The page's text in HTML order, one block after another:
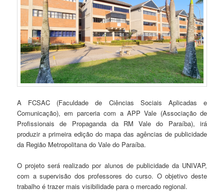
A FCSAC (Faculdade de Ciências Sociais Aplicadas e
Comunicação), em parceria com a APP Vale (Associação de
Profissionais de Propaganda da RM Vale do Paraíba), irá
produzir a primeira edição do mapa das agências de publicidade
da Região Metropolitana do Vale do Paraíba.
O projeto será realizado por alunos de publicidade da UNIVAP,
com a supervisão dos professores do curso. O objetivo deste
trabalho é trazer mais visibilidade para o mercado regional.